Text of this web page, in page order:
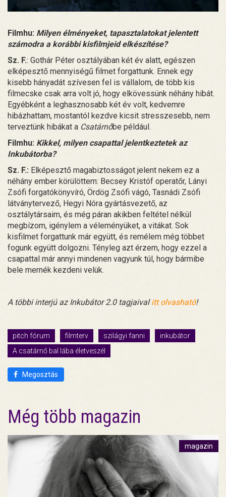
Filmhu: Milyen élményeket, tapasztalatokat jelentett
számodra a korábbi kisfilmjeid elkészítése?
Sz. F.: Gothár Péter osztályában két év alatt, egészen
elképesztő mennyiségű filmet forgattunk. Ennek egy
kisebb hányadát szívesen fel is vállalom, de több kis
filmecske csak arra volt jó, hogy elkövessünk néhány hibát.
Egyébként a leghasznosabb két év volt, kedvemre
hibázhattam, mostantól kezdve kicsit stresszesebb, nem
terveztünk hibákat a Csatárnőbe például.
Filmhu: Kikkel, milyen csapattal jelentkeztetek az
Inkubátorba?
Sz. F.: Elképesztő magabiztosságot jelent nekem ez a
néhány ember körülöttem: Becsey Kristóf operatőr, Lányi
Zsófi forgatókönyvíró, Ördög Zsófi vágó, Tasnádi Zsófi
látványtervező, Hegyi Nóra gyártásvezető, az
osztálytársaim, és még páran akikben feltétel nélkül
megbízom, igénylem a véleményüket, a vitákat. Sok
kisfilmet forgattunk már együtt, és remélem még többet
fogunk együtt dolgozni. Tényleg azt érzem, hogy ezzel a
csapattal már annyi mindenen vagyunk túl, hogy bármibe
bele mernék kezdeni velük.
A többi interjú az Inkubátor 2.0 tagjaivalitt olvasható!
pitch fórum filmterv szilágyi fanni
inkubátor
A csatárnő bal lába életveszél
Megosztás
Még több magazin
magazin